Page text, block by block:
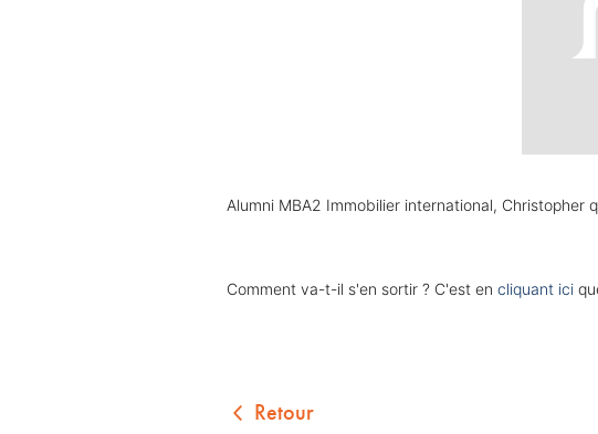
Alumni MBA2 Immobilier international, Christopher
Comment va-t-il s'en sortir ? C'est en cliquant ici
Retour